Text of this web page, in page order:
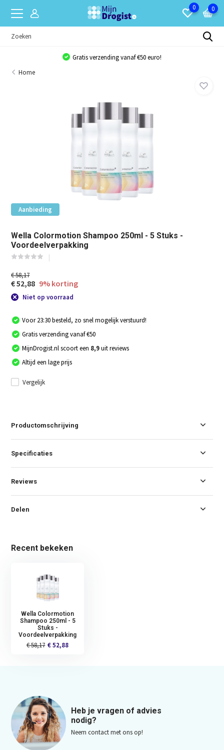
0 0
Gratis verzending vanaf €50 euro!
Home
Aanbieding
Wella Colormotion Shampoo 250ml - 5 Stuks -
Voordeelverpakking
€ 58,17
€ 52,88 9% korting
Niet op voorraad
Voor 23:30 besteld, zo snel mogelijk verstuurd!
Gratis verzending vanaf €50
MijnDrogist.nl scoort een 8,9uit reviews
Altijd een lage prijs
Vergelijk
Productomschrijving
Specificaties
Reviews
Delen
Recent bekeken
Wella Colormotion
Shampoo 250ml - 5
Stuks -
Voordeelverpakking
€ 58,17 € 52,88
Heb je vragen of advies
nodig?
Neem contact met ons op!